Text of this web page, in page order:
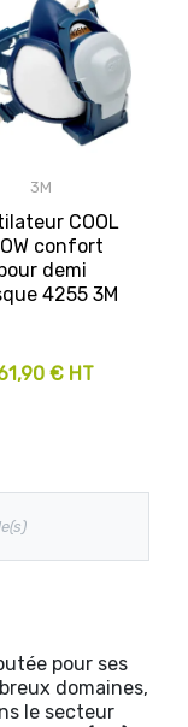
3M
COOL
confort
demi
4255 3M
€ HT
pour ses
domaines,
le secteur